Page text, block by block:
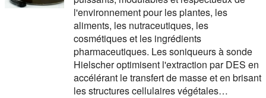
l'environnement pour les plantes, les
aliments, les nutraceutiques, les
cosmétiques et les ingrédients
pharmaceutiques. Les soniqueurs à sonde
Hielscher optimisent l'extraction par DES en
accélérant le transfert de masse et en brisant
les structures cellulaires végétales…